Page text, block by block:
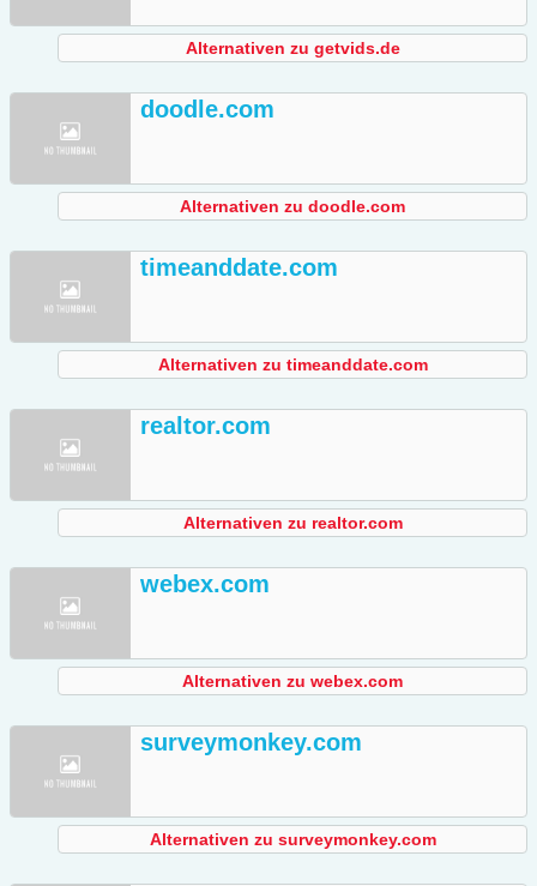
Alternativen zu getvids.de
doodle.com
Alternativen zu doodle.com
timeanddate.com
Alternativen zu timeanddate.com
realtor.com
Alternativen zu realtor.com
webex.com
Alternativen zu webex.com
surveymonkey.com
Alternativen zu surveymonkey.com